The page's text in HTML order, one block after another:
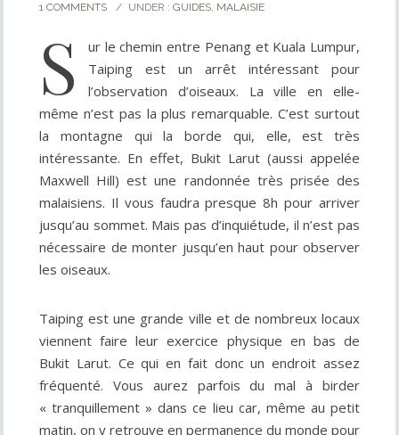
1 COMMENTS
/ UNDER : GUIDES, MALAISIE
S
ur le chemin entre Penang et Kuala Lumpur,
Taiping est un arrêt intéressant pour
l’observation d’oiseaux. La ville en elle-
même n’est pas la plus remarquable. C’est surtout
la montagne qui la borde qui, elle, est très
intéressante. En effet, Bukit Larut (aussi appelée
Maxwell Hill) est une randonnée très prisée des
malaisiens. Il vous faudra presque 8h pour arriver
jusqu’au sommet. Mais pas d’inquiétude, il n’est pas
nécessaire de monter jusqu’en haut pour observer
les oiseaux.
Taiping est une grande ville et de nombreux locaux
viennent faire leur exercice physique en bas de
Bukit Larut. Ce qui en fait donc un endroit assez
fréquenté. Vous aurez parfois du mal à birder
« tranquillement » dans ce lieu car, même au petit
matin, on y retrouve en permanence du monde pour